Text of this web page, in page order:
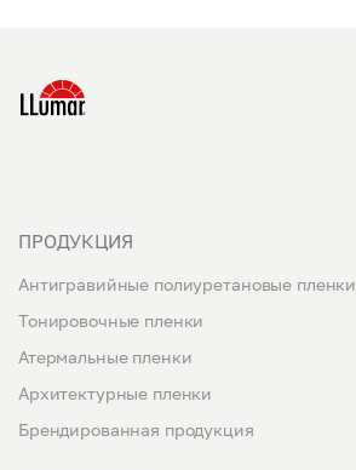
ПРОДУКЦИЯ
Антигравийные полиуретановые пленки
Тонировочные пленки
Атермальные пленки
Архитектурные пленки
Брендированная продукция